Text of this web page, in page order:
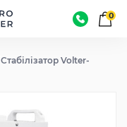
0
Стабілізатор Volter-